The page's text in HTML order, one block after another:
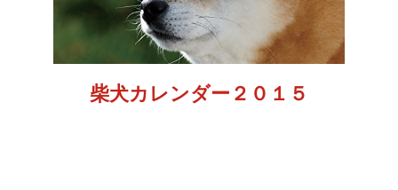
柴犬カレンダー２０１５